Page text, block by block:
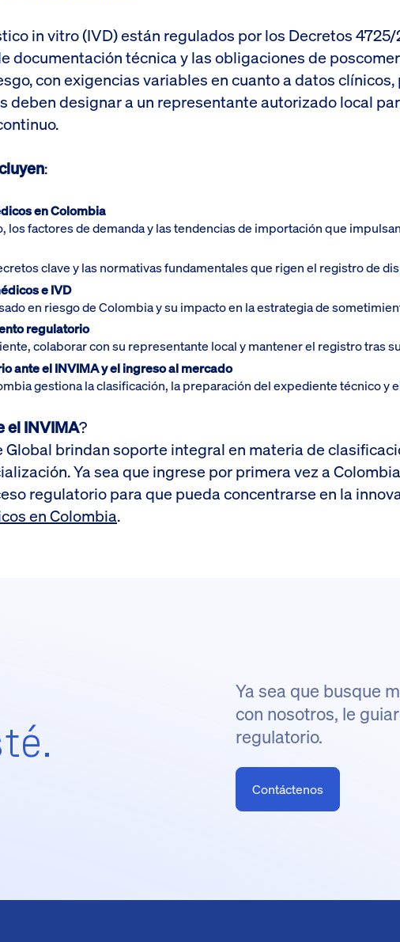
in vitro (IVD) están regulados por los Decretos
documentación técnica y las obligaciones de
con exigencias variables en cuanto a datos
deben designar a un representante autorizado local
:
en Colombia
los factores de demanda y las tendencias de importación que
clave y las normativas fundamentales que rigen el registro de
e IVD
en riesgo de Colombia y su impacto en la estrategia de
regulatorio
colaborar con su representante local y mantener el registro tras
ante el INVIMA y el ingreso al mercado
gestiona la clasificación, la preparación del expediente técnico
el INVIMA?
Global brindan soporte integral en materia de
Ya sea que ingrese por primera vez a
regulatorio para que pueda concentrarse en la
en Colombia.
Ya sea que busque
con nosotros, le
regulatorio.
Contáctenos